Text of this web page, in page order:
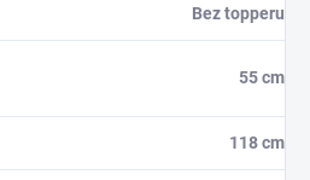
Bez topperu
55 cm
118 cm